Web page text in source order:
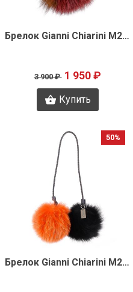
Быстрый просмотр Брелок Gianni Chiarini M2021
3 900 ₽ 1 950 ₽
Купить
50%
Быстрый просмотр Брелок Gianni Chiarini M2018